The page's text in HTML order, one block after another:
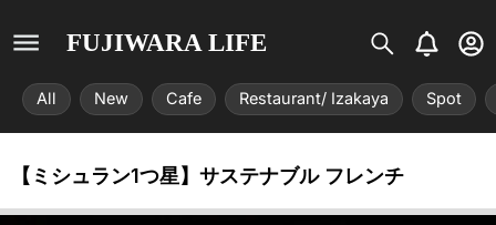
FUJIWARA LIFE
S
i
s
t
r
x
B
e
l
l
U
s
e
r
-
r
All New Cafe Restaurant/ Izakaya Spot
【ミシュラン1つ星】サステナブル フレンチ